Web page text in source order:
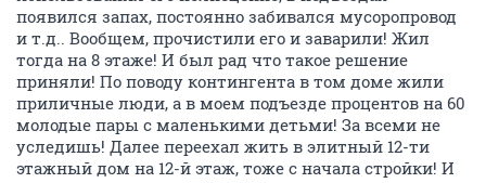
от мусора. Мне лично фиолетово: будет работать-
туда скину, заварят-отнесу до помойки.
ОТВЕТИТЬ
I
Ispanec
member
22 октября 2009